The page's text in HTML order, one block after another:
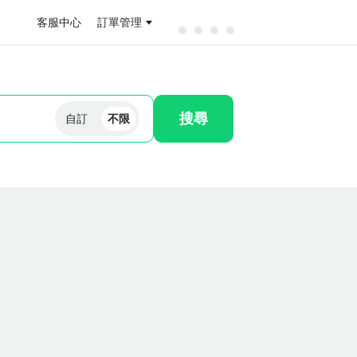
客服中心 訂單管理
自訂 不限 搜尋